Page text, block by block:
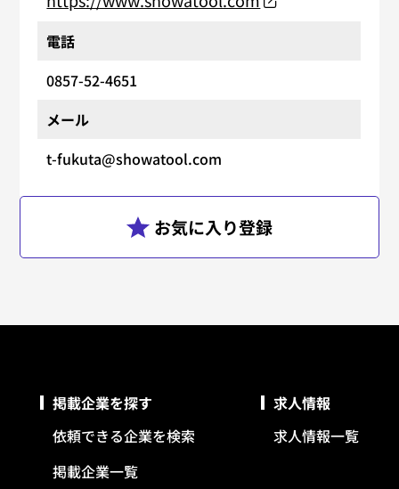
電話
0857-52-4651
メール
t-fukuta@showatool.com
掲載企業を探す
依頼できる企業を検索
掲載企業一覧
求人情報
求人情報一覧